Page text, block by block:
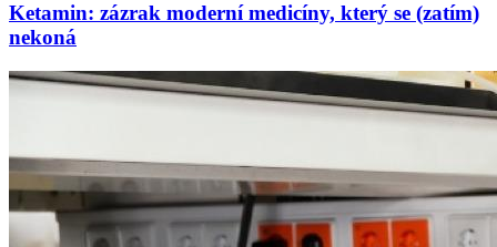
Ketamin: zázrak moderní medicíny, který se (zatím)
nekoná